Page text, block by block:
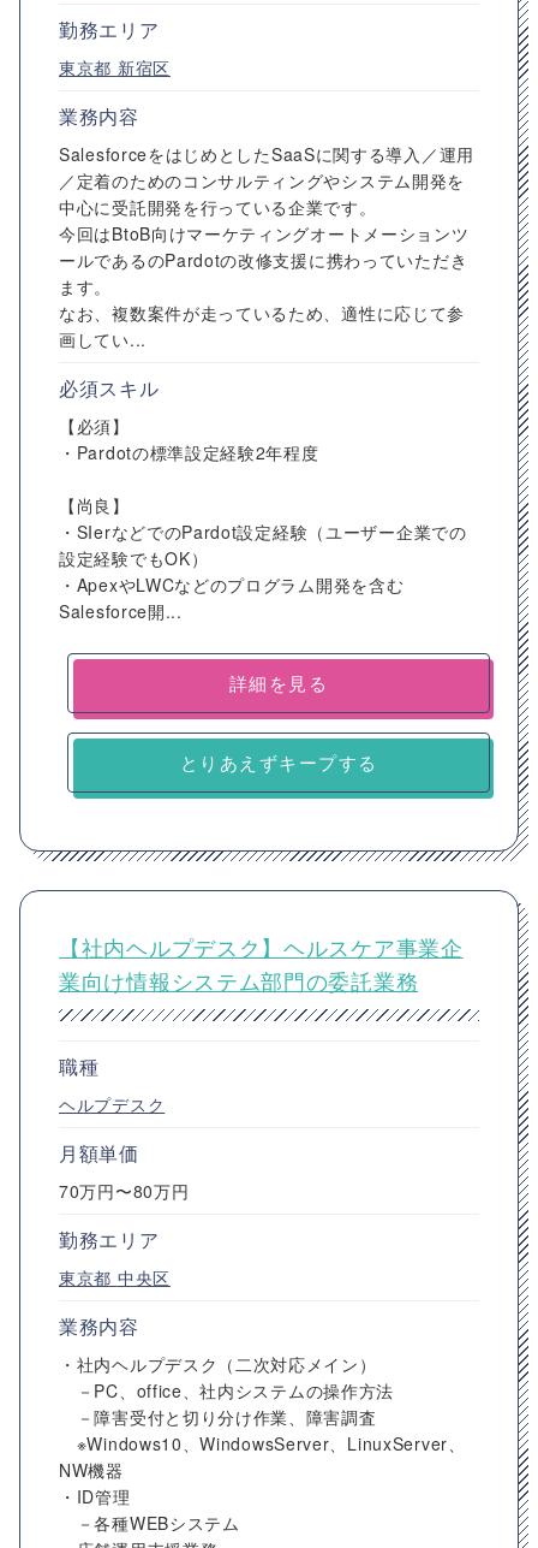
勤務エリア
東京都 新宿区
業務内容
SalesforceをはじめとしたSaaSに関する導入／運用
／定着のためのコンサルティングやシステム開発を
中心に受託開発を行っている企業です。
今回はBtoB向けマーケティングオートメーションツ
ールであるのPardotの改修支援に携わっていただき
ます。
なお、複数案件が走っているため、適性に応じて参
画してい...
必須スキル
【必須】
・Pardotの標準設定経験2年程度
【尚良】
・SIerなどでのPardot設定経験（ユーザー企業での
設定経験でもOK）
・ApexやLWCなどのプログラム開発を含む
Salesforce開...
詳細を見る
とりあえずキープする
【社内ヘルプデスク】ヘルスケア事業企
業向け情報システム部門の委託業務
職種
ヘルプデスク
月額単価
70万円〜80万円
勤務エリア
東京都 中央区
業務内容
・社内ヘルプデスク（二次対応メイン）
－PC、office、社内システムの操作方法
－障害受付と切り分け作業、障害調査
※Windows10、WindowsServer、LinuxServer、
NW機器
・ID管理
－各種WEBシステム